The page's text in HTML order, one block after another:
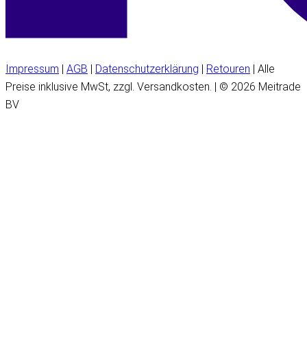
Impressum AGB Datenschutzerklärung Retouren | Alle
Preise inklusive MwSt, zzgl. Versandkosten. | © 2026 Meitrade
BV